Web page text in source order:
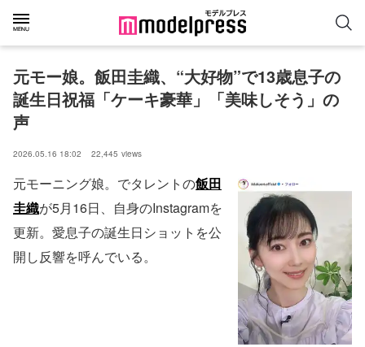
元モー娘。飯田圭織、“大好物”で13歳息子の
誕生日祝福「ケーキ豪華」「美味しそう」の
声
2026.05.16 18:02 22,445 views
元モーニング娘。でタレントの飯田
圭織が5月16日、自身のInstagramを
更新。愛息子の誕生日ショットを公
開し反響を呼んでいる。